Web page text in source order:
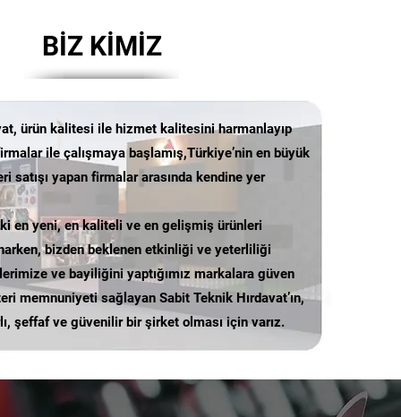
BİZ KİMİZ
ürün kalitesi ile hizmet kalitesini harmanlayıp
ile çalışmaya başlamış,Türkiye’nin en büyük
satışı yapan firmalar arasında kendine yer
en yeni, en kaliteli ve en gelişmiş ürünleri
bizden beklenen etkinliği ve yeterliliği
ve bayiliğini yaptığımız markalara güven
memnuniyeti sağlayan Sabit Teknik Hırdavat’ın,
şeffaf ve güvenilir bir şirket olması için varız.